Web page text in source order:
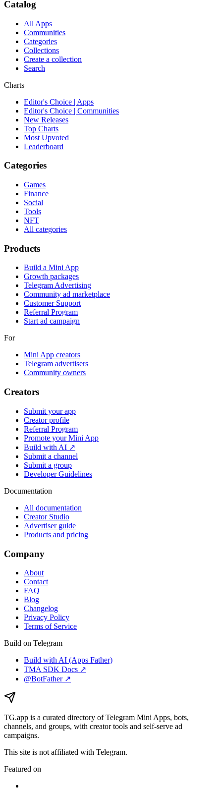
Catalog
All Apps
Communities
Categories
Collections
Create a collection
Search
Charts
Editor's Choice | Apps
Editor's Choice | Communities
New Releases
Top Charts
Most Upvoted
Leaderboard
Categories
Games
Finance
Social
Tools
NFT
All categories
Products
Build a Mini App
Growth packages
Telegram Advertising
Community ad marketplace
Customer Support
Referral Program
Start ad campaign
For
Mini App creators
Telegram advertisers
Community owners
Creators
Submit your app
Creator profile
Referral Program
Promote your Mini App
Build with AI ↗
Submit a channel
Submit a group
Developer Guidelines
Documentation
All documentation
Creator Studio
Advertiser guide
Products and pricing
Company
About
Contact
FAQ
Blog
Changelog
Privacy Policy
Terms of Service
Build on Telegram
Build with AI (Apps Father)
TMA SDK Docs ↗
@BotFather ↗
TG.app is a curated directory of Telegram Mini Apps, bots,
channels, and groups, with creator tools and self-serve ad
campaigns.
This site is not affiliated with Telegram.
Featured on